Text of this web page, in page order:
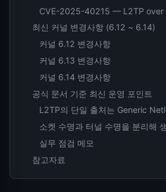
CVE-2025-40215 — L2TP over
최신 커널 변경사항 (6.12 ~ 6.14)
커널 6.12 변경사항
커널 6.13 변경사항
커널 6.14 변경사항
공식 문서 기준 최신 운영 포인트
L2TP의 단일 출처는 Generic
소켓 수명과 터널 수명을 분리해
실무 점검 메모
참고자료